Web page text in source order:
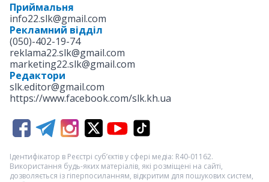
Приймальня
info22.slk@gmail.com
Рекламний відділ
(050)-402-19-74
reklama22.slk@gmail.com
marketing22.slk@gmail.com
Редактори
slk.editor@gmail.com
https://www.facebook.com/slk.kh.ua
Ідентифікатор в Реєстрі суб’єктів у сфері медіа: R40-01162.
Використання будь-яких матеріалів, які розміщені на сайті,
дозволяється із гіперпосиланням, відкритим для пошукових систем,